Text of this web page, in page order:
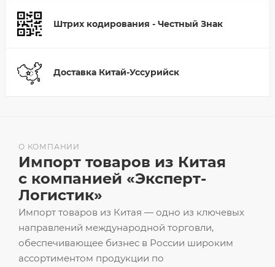
Штрих кодирования - Честный Знак
Доставка Китай-Уссурийск
Импорт товаров из Китая — одно из ключевых
направлений международной торговли,
обеспечивающее бизнес в России широким
ассортиментом продукции по
О КОМПАНИИ
Импорт товаров из Китая
с компанией «Эксперт-
Логистик»